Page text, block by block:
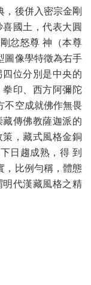
，後併入密宗金剛
國土，代表大圓
忿怒尊 神（本尊
圖像學特徵為右手
位分別是中央的
印、西方阿彌陀
不空成就佛作無畏
傳佛教薩迦派的
，藏式風格金銅
日趨成熟，得 到
，比例勻稱，體態
代漢藏風格之精